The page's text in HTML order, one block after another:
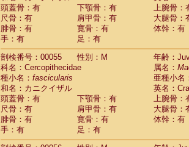
CercopithecidaePapio papio
CercopithecidaePapio
CercopithecidaeMandrillus
CercopithecidaeMandrillus sphinx
CercopithecidaeTheropithecus
CercopithecidaeMacaca arctoides(1)
Cercopithecidae Macaca assamensis
Cercopithecidae
Macaca
CercopithecidaeMacaca cyclopis (6)
CercopithecidaeMacaca fascicularis
CercopithecidaeMacaca fuscaca
CercopithecidaeMacaca fuscata
CercopithecidaeMacaca fuscata
頭蓋骨：有
下顎骨：有
上腕骨：
尺骨：有
肩甲骨：有
大腿骨：
腓骨：有
寛骨：有
体幹：有
手：有
足：有
剖検番号：00055
性別：M
年齢：
科名：Cercopithecidae
属名：
種小名： fascicularis
亜種小名
和名：カニクイザル
英名：
頭蓋骨：有
下顎骨：有
上腕骨：
尺骨：有
肩甲骨：有
大腿骨：
腓骨：有
寛骨：有
体幹：有
手：有
足：有